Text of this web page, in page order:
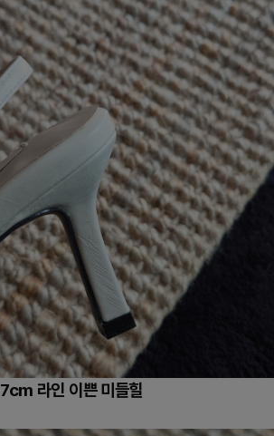
7cm 라인 이쁜 미들힐